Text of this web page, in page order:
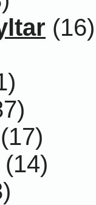
(16)
(17)
(14)